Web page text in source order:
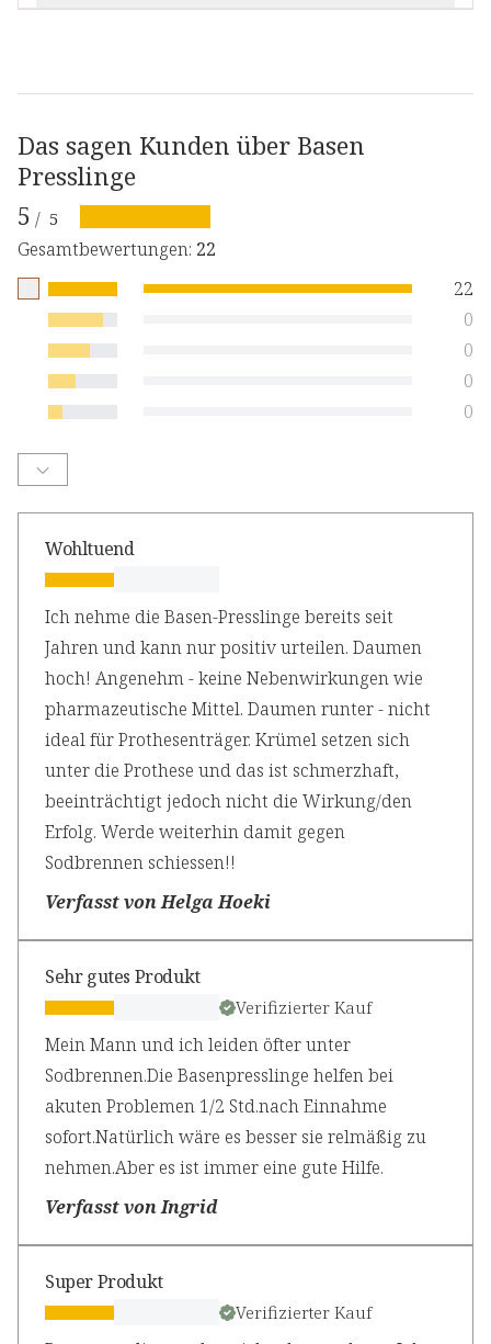
Das sagen Kunden über Basen
Presslinge
5 / 5
Gesamtbewertungen: 22
22
0
0
0
0
Wohltuend
Ich nehme die Basen-Presslinge bereits seit
Jahren und kann nur positiv urteilen. Daumen
hoch! Angenehm - keine Nebenwirkungen wie
pharmazeutische Mittel. Daumen runter - nicht
ideal für Prothesenträger. Krümel setzen sich
unter die Prothese und das ist schmerzhaft,
beeinträchtigt jedoch nicht die Wirkung/den
Erfolg. Werde weiterhin damit gegen
Sodbrennen schiessen!!
Verfasst von Helga Hoeki
Sehr gutes Produkt
Verifizierter Kauf
Mein Mann und ich leiden öfter unter
Sodbrennen.Die Basenpresslinge helfen bei
akuten Problemen 1/2 Std.nach Einnahme
sofort.Natürlich wäre es besser sie relmäßig zu
nehmen.Aber es ist immer eine gute Hilfe.
Verfasst von Ingrid
Super Produkt
Verifizierter Kauf